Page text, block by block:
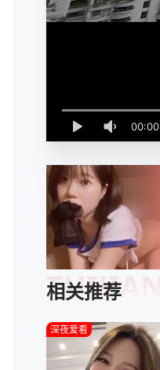
00:00
相关推荐
TUIJIAN
深夜爱看